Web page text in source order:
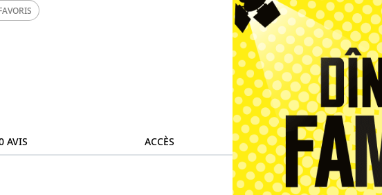
AVIS ACCÈS